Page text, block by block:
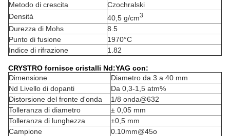
Metodo di crescita
Czochralski
Densità
40,5 g/cm3
Durezza di Mohs
8.5
Punto di fusione
1970°C
Indice di rifrazione
1.82
CRYSTRO fornisce cristalli Nd:YAG con:
Dimensione
Diametro da 3 a 40 mm
Nd Livello di dopanti
Da 0,3-1,5 atm%
Distorsione del fronte d'onda
1/8 onda@632
Tolleranza di diametro
± 0,05 mm
Tolleranza di lunghezza
±0,5 mm
Campione
0.10mm@45o